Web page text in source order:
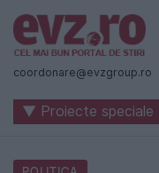
Știri
naționale
internaționale
coordonare@evzgroup.ro
▼ Proiecte speciale